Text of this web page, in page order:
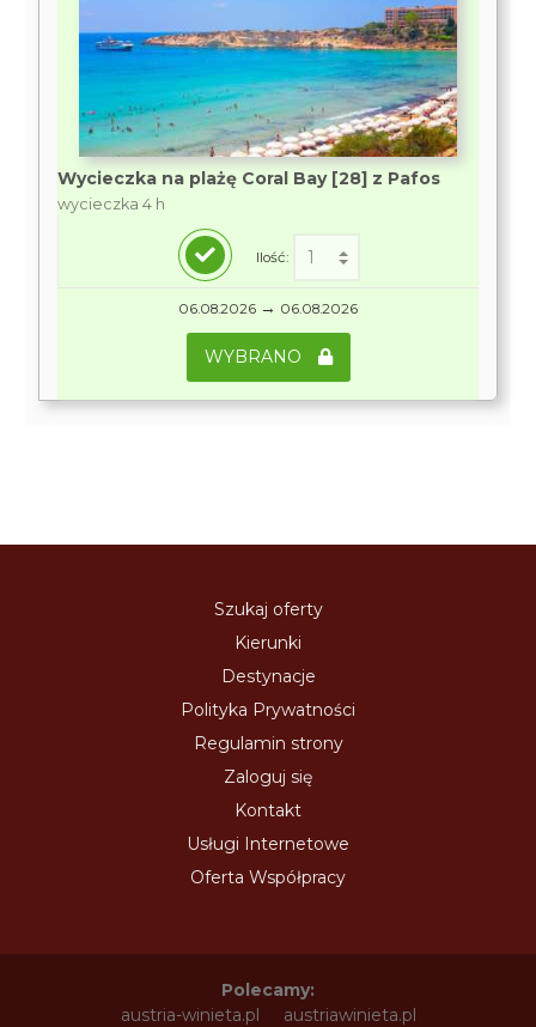
Wycieczka na plażę Coral Bay [28] z Pafos
wycieczka 4 h
Ilość:
06.08.2026 → 06.08.2026
WYBRANO
Szukaj oferty
Kierunki
Destynacje
Polityka Prywatności
Regulamin strony
Zaloguj się
Kontakt
Usługi Internetowe
Oferta Współpracy
Polecamy:
austria-winieta.pl
austriawinieta.pl